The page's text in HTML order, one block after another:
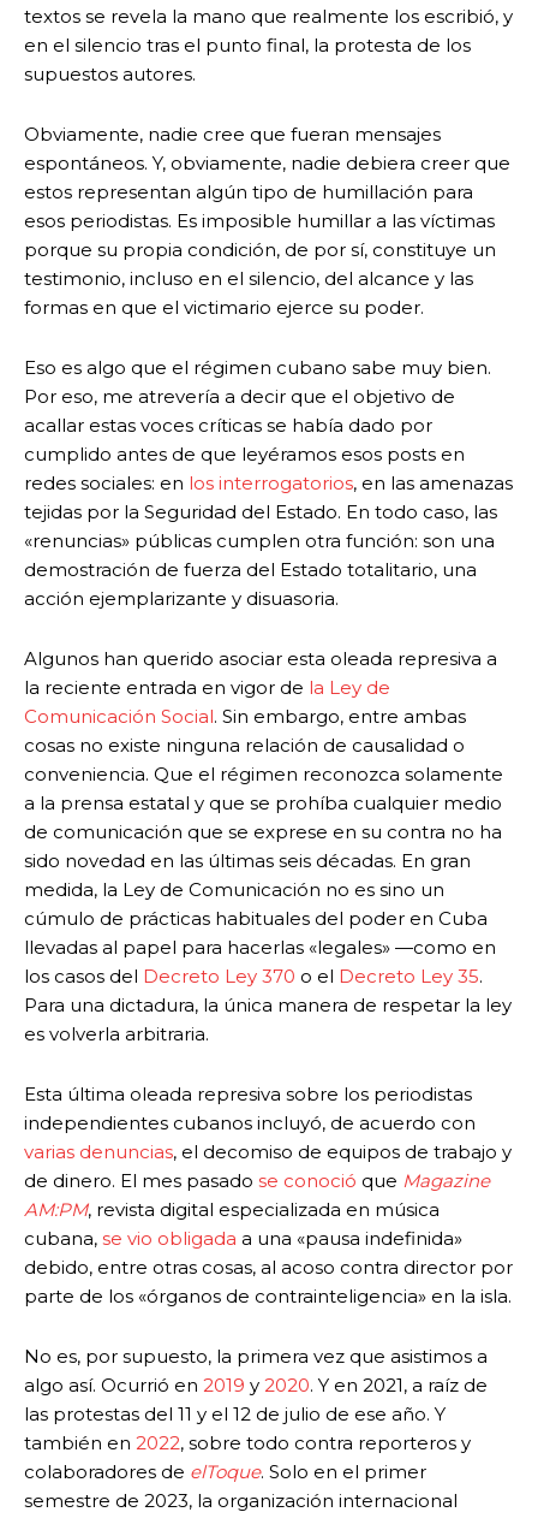
textos se revela la mano que realmente los escribió, y
en el silencio tras el punto final, la protesta de los
supuestos autores.
Obviamente, nadie cree que fueran mensajes
espontáneos. Y, obviamente, nadie debiera creer que
estos representan algún tipo de humillación para
esos periodistas. Es imposible humillar a las víctimas
porque su propia condición, de por sí, constituye un
testimonio, incluso en el silencio, del alcance y las
formas en que el victimario ejerce su poder.
Eso es algo que el régimen cubano sabe muy bien.
Por eso, me atrevería a decir que el objetivo de
acallar estas voces críticas se había dado por
cumplido antes de que leyéramos esos posts en
redes sociales: en los interrogatorios, en las amenazas
tejidas por la Seguridad del Estado. En todo caso, las
«renuncias» públicas cumplen otra función: son una
demostración de fuerza del Estado totalitario, una
acción ejemplarizante y disuasoria.
Algunos han querido asociar esta oleada represiva a
la reciente entrada en vigor de la Ley de
Comunicación Social. Sin embargo, entre ambas
cosas no existe ninguna relación de causalidad o
conveniencia. Que el régimen reconozca solamente
a la prensa estatal y que se prohíba cualquier medio
de comunicación que se exprese en su contra no ha
sido novedad en las últimas seis décadas. En gran
medida, la Ley de Comunicación no es sino un
cúmulo de prácticas habituales del poder en Cuba
llevadas al papel para hacerlas «legales» —como en
los casos del Decreto Ley 370 o el Decreto Ley 35.
Para una dictadura, la única manera de respetar la ley
es volverla arbitraria.
Esta última oleada represiva sobre los periodistas
independientes cubanos incluyó, de acuerdo con
varias denuncias, el decomiso de equipos de trabajo y
de dinero. El mes pasado se conoció que Magazine
AM:PM, revista digital especializada en música
cubana, se vio obligada a una «pausa indefinida»
debido, entre otras cosas, al acoso contra director por
parte de los «órganos de contrainteligencia» en la isla.
No es, por supuesto, la primera vez que asistimos a
algo así. Ocurrió en 2019 y 2020. Y en 2021, a raíz de
las protestas del 11 y el 12 de julio de ese año. Y
también en 2022, sobre todo contra reporteros y
colaboradores de elToque. Solo en el primer
semestre de 2023, la organización internacional